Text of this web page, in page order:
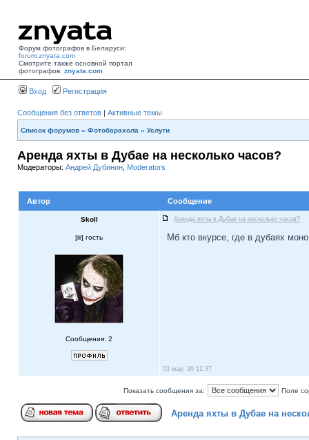
Форум фотографов в Беларуси:
forum.znyata.com
Смотрите также основной портал
фотографов: znyata.com
Вход Регистрация
Сообщения без ответов | Активные темы
Список форумов » Фотобарахола » Услуги
Аренда яхты в Дубае на несколько часов?
Модераторы: Андрей Дубинин Moderators
Автор Сообщение
Skoll Аренда яхты в Дубае на несколько часов?
[ ] гость
Сообщения: 2
Мб кто вкурсе, где в дубаях
03 мар, 20 12:37
Показать сообщения за: Поле
Аренда яхты в Дубае на